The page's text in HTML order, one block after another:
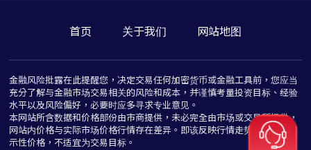
首页 关于我们 网站地图
金融风险批露在此提醒您，决定交易任何加密货币或金融工具前，您应当
充分了解与金融市场交易相关的风险和成本，并谨慎考量投资目标、经验
水平以及风险偏好，必要时应多寻求专业意见。
本网站所含数据和价格部份由市商提供，未必完全由市场或交易所提供，
网站内价格与实际市场价格行情存在差异。即该反映行情走势价格仅为指
示性价格，不适宜为交易目标。